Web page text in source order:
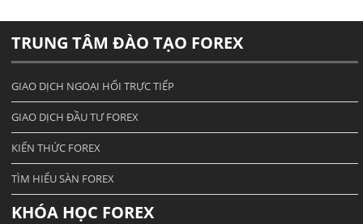
TRUNG TÂM ĐÀO TẠO FOREX
GIAO DỊCH NGOẠI HỐI TRỰC TIẾP
GIAO DỊCH ĐẦU TƯ FOREX
KIẾN THỨC FOREX
TÌM HIỂU SÀN FOREX
KHÓA HỌC FOREX